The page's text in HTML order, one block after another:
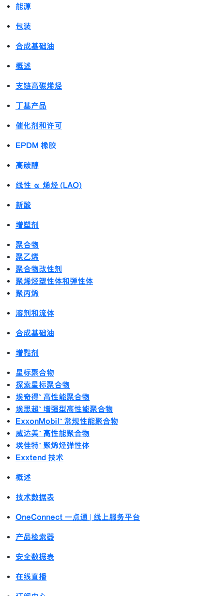
能源
包装
合成基础油
概述
支链高碳烯烃
丁基产品
催化剂和许可
EPDM 橡胶
高碳醇
线性 α 烯烃 (LAO)
新酸
增塑剂
聚合物
聚乙烯
聚合物改性剂
聚烯烃塑性体和弹性体
聚丙烯
溶剂和流体
合成基础油
增黏剂
星标聚合物
探索星标聚合物
埃奇得™ 高性能聚合物
埃思超™ 增强型高性能聚合物
ExxonMobil™ 常规性能聚合物
威达美™ 高性能聚合物
埃佳特™ 聚烯烃弹性体
Exxtend 技术
概述
技术数据表
OneConnect 一点通 | 线上服务平台
产品检索器
安全数据表
在线直播